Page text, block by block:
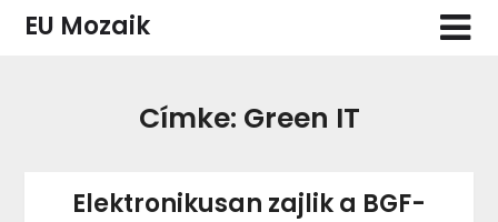
SkipEU Mozaik
Címke: Green IT
Elektronikusan zajlik a BGF-